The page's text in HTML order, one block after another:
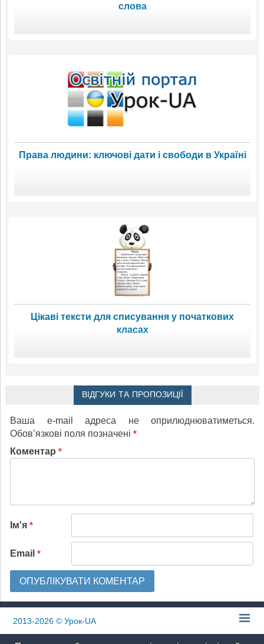
слова
Права людини: ключові дати і свободи в Україні
Цікаві тексти для списування у початкових
класах
ВІДГУКИ ТА ПРОПОЗИЦІЇ
Ваша e-mail адреса не оприлюднюватиметься.
Обов’язкові поля позначені *
Коментар *
Ім'я *
Email *
2013-2026© Урок-UA